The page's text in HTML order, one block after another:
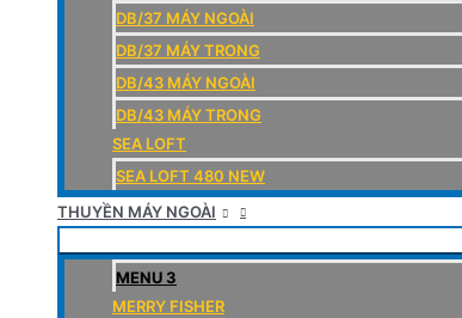
DB/37 MÁY NGOÀI
DB/37 MÁY TRONG
DB/43 MÁY NGOÀI
DB/43 MÁY TRONG
SEA LOFT
SEA LOFT 480 NEW
THUYỀN MÁY NGOÀI
MENU 3
MERRY FISHER